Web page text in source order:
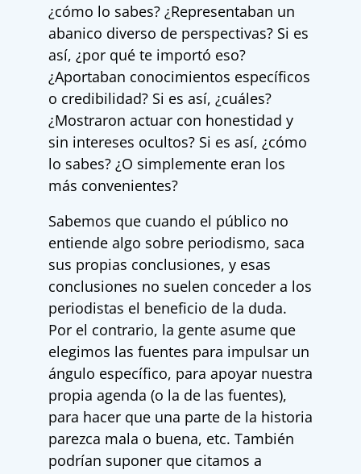
¿cómo lo sabes? ¿Representaban un
abanico diverso de perspectivas? Si es
así, ¿por qué te importó eso?
¿Aportaban conocimientos específicos
o credibilidad? Si es así, ¿cuáles?
¿Mostraron actuar con honestidad y
sin intereses ocultos? Si es así, ¿cómo
lo sabes? ¿O simplemente eran los
más convenientes?
Sabemos que cuando el público no
entiende algo sobre periodismo, saca
sus propias conclusiones, y esas
conclusiones no suelen conceder a los
periodistas el beneficio de la duda.
Por el contrario, la gente asume que
elegimos las fuentes para impulsar un
ángulo específico, para apoyar nuestra
propia agenda (o la de las fuentes),
para hacer que una parte de la historia
parezca mala o buena, etc. También
podrían suponer que citamos a